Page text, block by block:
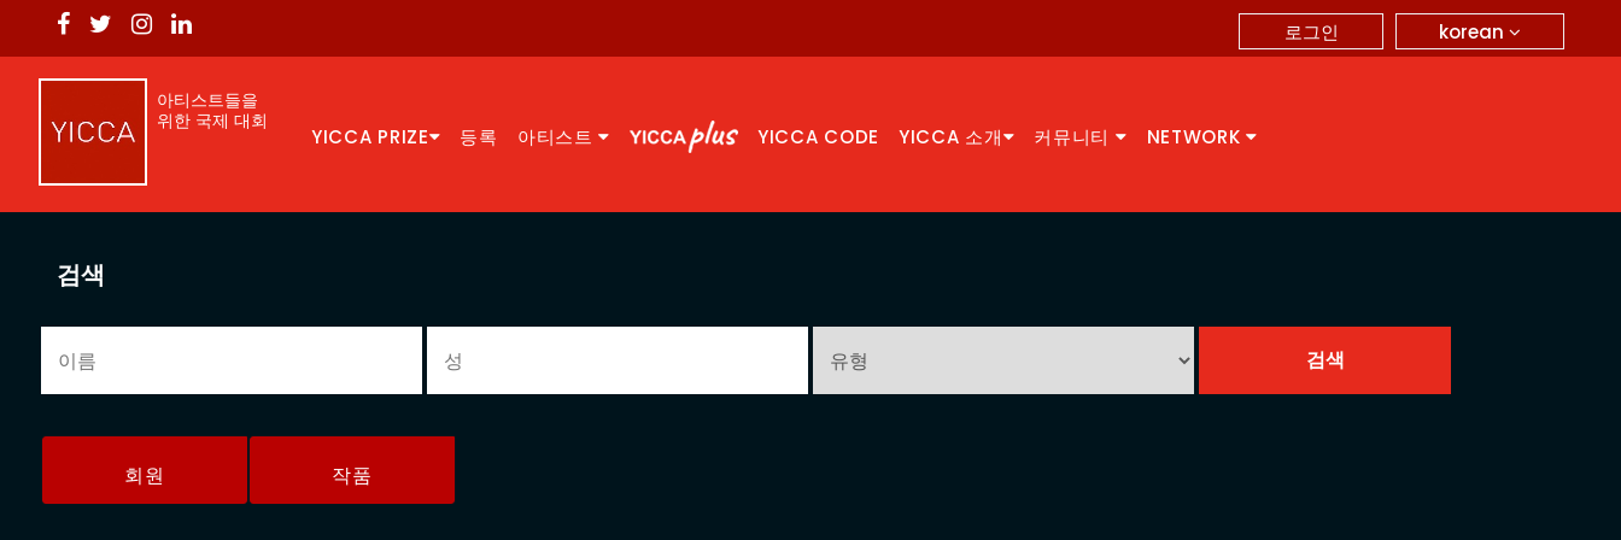
korean
로그인
아티스트들을
위한 국제 대회
YICCA PRIZE 등록 아티스트 YICCA CODE YICCA 소개 커뮤니티 NETWORK
검색
회원 작품